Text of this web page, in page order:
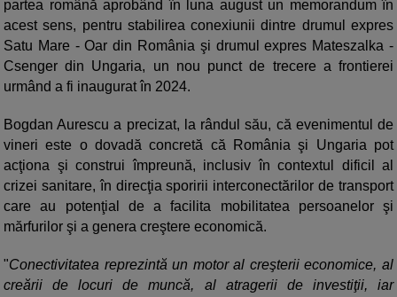
partea română aprobând în luna august un memorandum în
acest sens, pentru stabilirea conexiunii dintre drumul expres
Satu Mare - Oar din România şi drumul expres Mateszalka -
Csenger din Ungaria, un nou punct de trecere a frontierei
urmând a fi inaugurat în 2024.
Bogdan Aurescu a precizat, la rândul său, că evenimentul de
vineri este o dovadă concretă că România şi Ungaria pot
acţiona şi construi împreună, inclusiv în contextul dificil al
crizei sanitare, în direcţia sporirii interconectărilor de transport
care au potenţial de a facilita mobilitatea persoanelor şi
mărfurilor şi a genera creştere economică.
"Conectivitatea reprezintă un motor al creşterii economice, al
creării de locuri de muncă, al atragerii de investiţii, iar